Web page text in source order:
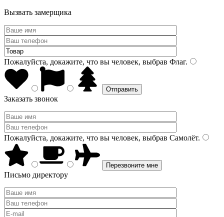
Вызвать замерщика
Пожалуйста, докажите, что вы человек, выбрав Флаг.
Заказать звонок
Пожалуйста, докажите, что вы человек, выбрав Самолёт.
Письмо директору